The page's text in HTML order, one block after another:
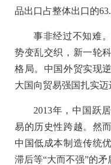
品出口占整体出口的
事非经过不知难
势变乱交织，新一轮
格局。中国外贸实现
大国向贸易强国扎实迈
2013年，中国跃
易的历史性跨越。然
中国低成本制造传统
滞后等“大而不强”的矛